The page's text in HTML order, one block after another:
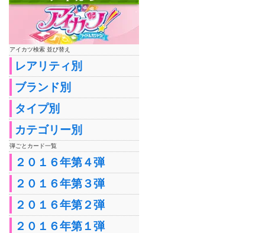
アイカツ検索 並び替え
レアリティ別
ブランド別
タイプ別
カテゴリー別
弾ごとカード一覧
２０１６年第４弾
２０１６年第３弾
２０１６年第２弾
２０１６年第１弾